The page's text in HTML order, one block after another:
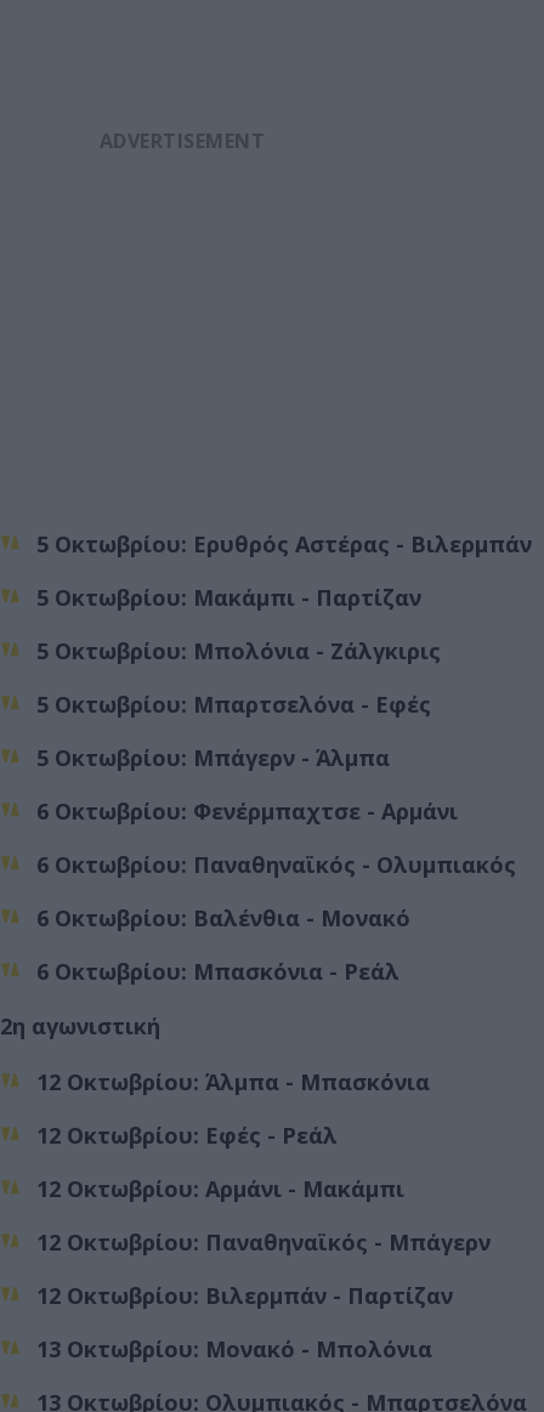
5 Οκτωβρίου: Ερυθρός Αστέρας - Βιλερμπάν
5 Οκτωβρίου: Μακάμπι - Παρτίζαν
5 Οκτωβρίου: Μπολόνια - Ζάλγκιρις
5 Οκτωβρίου: Μπαρτσελόνα - Εφές
5 Οκτωβρίου: Μπάγερν - Άλμπα
6 Οκτωβρίου: Φενέρμπαχτσε - Αρμάνι
6 Οκτωβρίου: Παναθηναϊκός - Ολυμπιακός
6 Οκτωβρίου: Βαλένθια - Μονακό
6 Οκτωβρίου: Μπασκόνια - Ρεάλ
2η αγωνιστική
12 Οκτωβρίου: Άλμπα - Μπασκόνια
12 Οκτωβρίου: Εφές - Ρεάλ
12 Οκτωβρίου: Αρμάνι - Μακάμπι
12 Οκτωβρίου: Παναθηναϊκός - Μπάγερν
12 Οκτωβρίου: Βιλερμπάν - Παρτίζαν
13 Οκτωβρίου: Μονακό - Μπολόνια
13 Οκτωβρίου: Ολυμπιακός - Μπαρτσελόνα